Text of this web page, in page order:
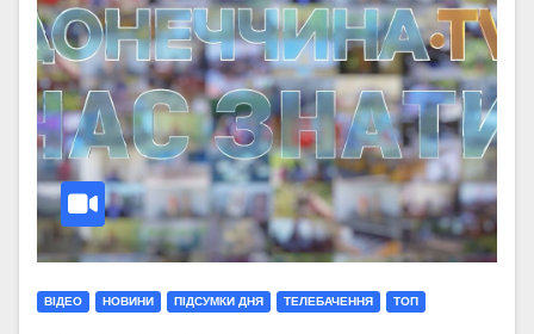
ВІДЕО НОВИНИ ПІДСУМКИ ДНЯ ТЕЛЕБАЧЕННЯ ТОП